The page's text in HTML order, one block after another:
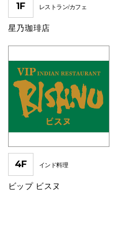
1F レストラン/カフェ
星乃珈琲店
4F インド料理
ビップ ビスヌ